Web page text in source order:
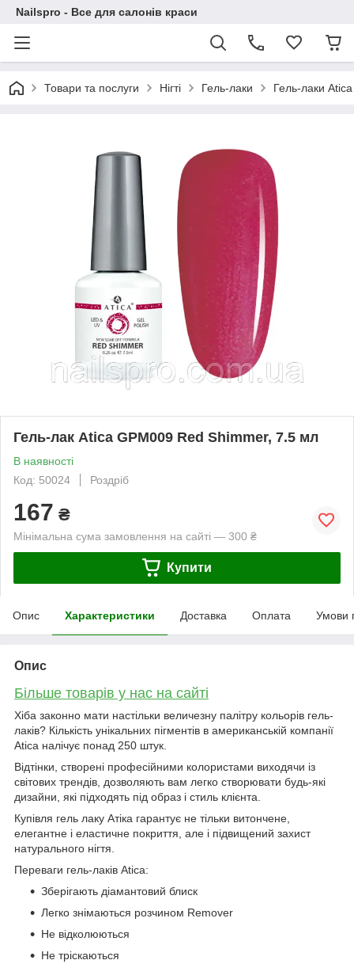
Nailspro - Все для салонів краси
Товари та послуги Нігті Гель-лаки Гель-лаки Atica
Гель-лак Atica GPM009 Red Shimmer, 7.5 мл
В наявності
Код: 50024
Роздріб
167 ₴
Мінімальна сума замовлення на сайті — 300 ₴
Купити
Опис Характеристики Доставка Оплата Умови
Опис
Більше товарів у нас на сайті
Хіба законно мати настільки величезну палітру кольорів гель-
лаків? Кількість унікальних пігментів в американській компанії
Atica налічує понад 250 штук.
Відтінки, створені професійними колористами виходячи із
світових трендів, дозволяють вам легко створювати будь-які
дизайни, які підходять під образ і стиль клієнта.
Купівля гель лаку Атіка гарантує не тільки витончене,
елегантне і еластичне покриття, але і підвищений захист
натурального нігтя.
Переваги гель-лаків Atica:
Зберігають діамантовий блиск
Легко знімаються розчином Remover
Не відколюються
Не тріскаються